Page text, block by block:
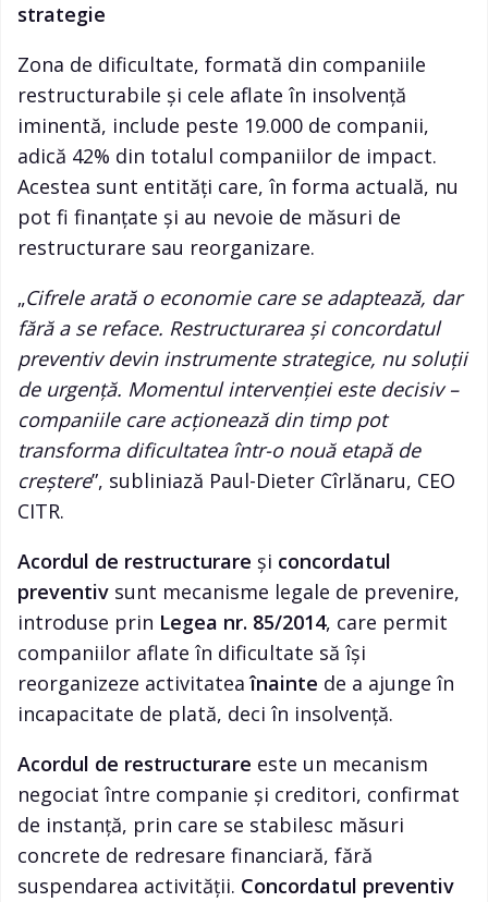
strategie
Zona de dificultate, formată din companiile
restructurabile și cele aflate în insolvență
iminentă, include peste 19.000 de companii,
adică 42% din totalul companiilor de impact.
Acestea sunt entități care, în forma actuală, nu
pot fi finanțate și au nevoie de măsuri de
restructurare sau reorganizare.
„Cifrele arată o economie care se adaptează, dar
fără a se reface. Restructurarea și concordatul
preventiv devin instrumente strategice, nu soluții
de urgență. Momentul intervenției este decisiv –
companiile care acționează din timp pot
transforma dificultatea într-o nouă etapă de
creștere”, subliniază Paul-Dieter Cîrlănaru, CEO
CITR.
Acordul de restructurare și concordatul
preventiv sunt mecanisme legale de prevenire,
introduse prin Legea nr. 85/2014, care permit
companiilor aflate în dificultate să își
reorganizeze activitateaînainte de a ajunge în
incapacitate de plată, deci în insolvență.
Acordul de restructurare este un mecanism
negociat între companie și creditori, confirmat
de instanță, prin care se stabilesc măsuri
concrete de redresare financiară, fără
suspendarea activității. Concordatul preventiv